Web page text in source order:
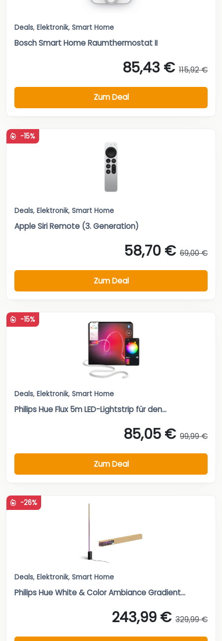
Deals, Elektronik, Smart Home
Bosch Smart Home Raumthermostat II
85,43 € 115,92 €
Zum Deal
-15%
Deals, Elektronik, Smart Home
Apple Siri Remote (3. Generation)
58,70 € 69,00 €
Zum Deal
-15%
Deals, Elektronik, Smart Home
Philips Hue Flux 5m LED-Lightstrip für den...
85,05 € 99,99 €
Zum Deal
-26%
Deals, Elektronik, Smart Home
Philips Hue White & Color Ambiance Gradient...
243,99 € 329,99 €